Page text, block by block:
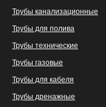
Трубы канализационные
Трубы для полива
Трубы технические
Трубы газовые
Трубы для кабеля
Трубы дренажные